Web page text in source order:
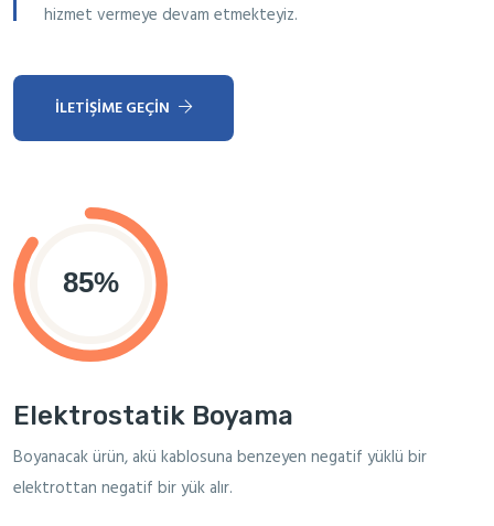
hizmet vermeye devam etmekteyiz.
İLETIŞIME GEÇIN
Elektrostatik Boyama
Boyanacak ürün, akü kablosuna benzeyen negatif yüklü bir
elektrottan negatif bir yük alır.